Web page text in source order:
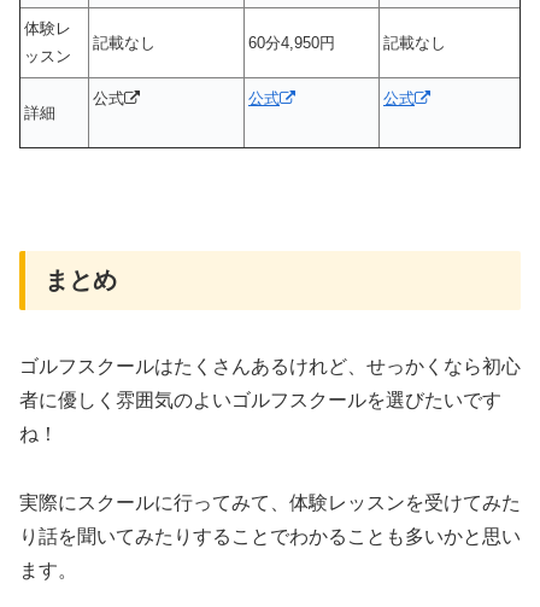
体験レ
ッスン
記載なし 60分4,950円 記載なし
詳細
公式 公式 公式
まとめ
ゴルフスクールはたくさんあるけれど、せっかくなら初心
者に優しく雰囲気のよいゴルフスクールを選びたいです
ね！
実際にスクールに行ってみて、体験レッスンを受けてみた
り話を聞いてみたりすることでわかることも多いかと思い
ます。